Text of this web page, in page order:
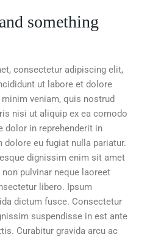
something
consectetur adipiscing elit,
ut labore et dolore
veniam, quis nostrud
nisi ut aliquip ex ea comodo
dolor in reprehenderit in
eu fugiat nulla pariatur.
dignissim enim sit amet
pulvinar neque laoreet
libero. Ipsum
dictum fusce. Consectetur
suspendisse in est ante
Curabitur gravida arcu ac